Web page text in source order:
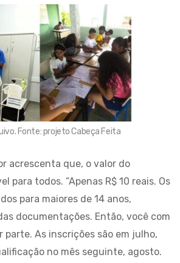
Fonte: projeto Cabeça Feita
acrescenta que, o valor do
para todos. “Apenas R$ 10 reais. Os
para maiores de 14 anos,
documentações. Então, você com
parte. As inscrições são em julho,
no mês seguinte, agosto.